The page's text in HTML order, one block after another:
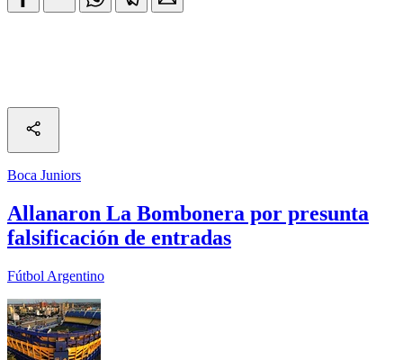
Boca Juniors
Allanaron La Bombonera por presunta
falsificación de entradas
Fútbol Argentino